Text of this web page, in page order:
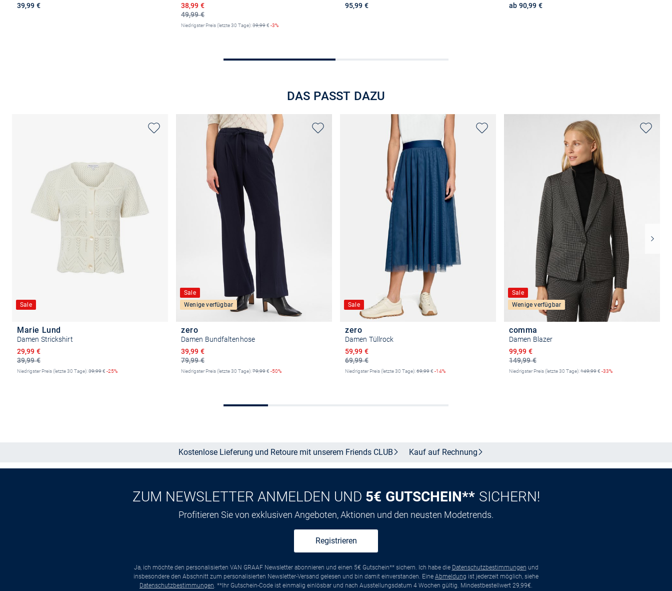
39,99 €
49,99 €
Ermäßigter Preis
38,99 €
Niedrigster Preis (letzte 30 Tage):39,99€ -3%
95,99 €
ab 90,99 €
DAS PASST DAZU
Sale
Marie Lund
Damen Strickshirt
39,99 €
Ermäßigter Preis
29,99 €
Niedrigster Preis (letzte 30 Tage):39,99€ -25%
Sale
Wenige verfügbar
zero
Damen Bundfaltenhose
79,99 €
Ermäßigter Preis
39,99 €
Niedrigster Preis (letzte 30 Tage):79,99€ -50%
Sale
zero
Damen Tüllrock
69,99 €
Ermäßigter Preis
59,99 €
Niedrigster Preis (letzte 30 Tage):69,99€ -14%
Sale
Wenige verfügbar
comma
Damen Blazer
149,99 €
Ermäßigter Preis
99,99 €
Niedrigster Preis (letzte 30 Tage):149,99€ -33%
Kostenlose Lieferung und Retoure mit unserem Friends CLUB Kauf auf Rechnung
ZUM NEWSLETTER ANMELDEN UND 5€ GUTSCHEIN** SICHERN!
Profitieren Sie von exklusiven Angeboten, Aktionen und den neusten Modetrends.
Registrieren
Ja, ich möchte den personalisierten VAN GRAAF Newsletter abonnieren und einen 5€ Gutschein** sichern. Ich habe die Datenschutzbestimmungen und
insbesondere den Abschnitt zum personalisierten Newsletter-Versand gelesen und bin damit einverstanden. Eine Abmeldung ist jederzeit möglich, siehe
Datenschutzbestimmungen . **Ihr Gutschein-Code ist einmalig einlösbar und nach Ausstellungsdatum 4 Wochen gültig. Mindestbestellwert 29,99€.